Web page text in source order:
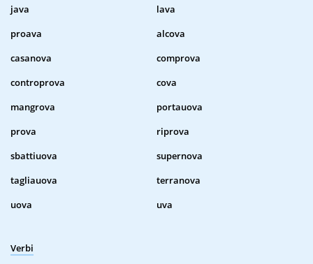
java
lava
proava
alcova
casanova
comprova
controprova
cova
mangrova
portauova
prova
riprova
sbattiuova
supernova
tagliauova
terranova
uova
uva
Verbi